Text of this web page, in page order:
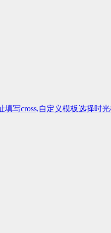
写cross,自定义模板选择时